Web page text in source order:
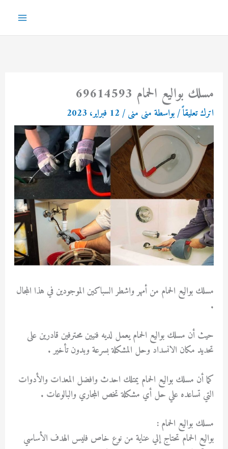
المحتوى
مسلك بواليع الحمام 69614593
اترك تعليقاً/ بواسطة منى منى/12 فبراير، 2023
مسلك بواليع الحمام من أمهر واشطر السباكين الموجودين في هذا المجال
.
حيث أن مسلك بواليع الحمام يعمل لديه فنيين محترفين قادرين على
تحديد مكان الانسداد وحل المشكلة بسرعة وبدون تأخير .
كما أن مسلك بواليع الحمام يمتلك احدث وافضل المعدات والأدوات
التي تساعده علي حل أي مشكلة تخص المجاري والبالوعات .
مسلك بواليع الحمام :
بواليع الحمام تحتاج إلي عناية من نوع خاص فليس الهدف الأساسي